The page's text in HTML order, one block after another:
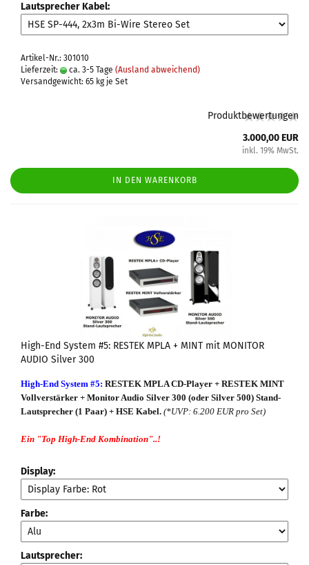
Lautsprecher Kabel:
Artikel-Nr.: 301010
Lieferzeit:
ca. 3-5 Tage (Ausland abweichend)
Versandgewicht: 65 kg je Set
Produktbewertungen
3.000,00 EUR
inkl. 19% MwSt.
IN DEN WARENKORB
High-End System #5: RESTEK MPLA + MINT mit MONITOR
AUDIO Silver 300
High-End System #5: RESTEK MPLA CD-Player + RESTEK MINT
Vollverstärker + Monitor Audio Silver 300 (oder Silver 500) Stand-
Lautsprecher (1 Paar) + HSE Kabel. (*UVP: 6.200 EUR pro Set)
Ein "Top High-End Kombination"..!
Display:
Farbe:
Lautsprecher: